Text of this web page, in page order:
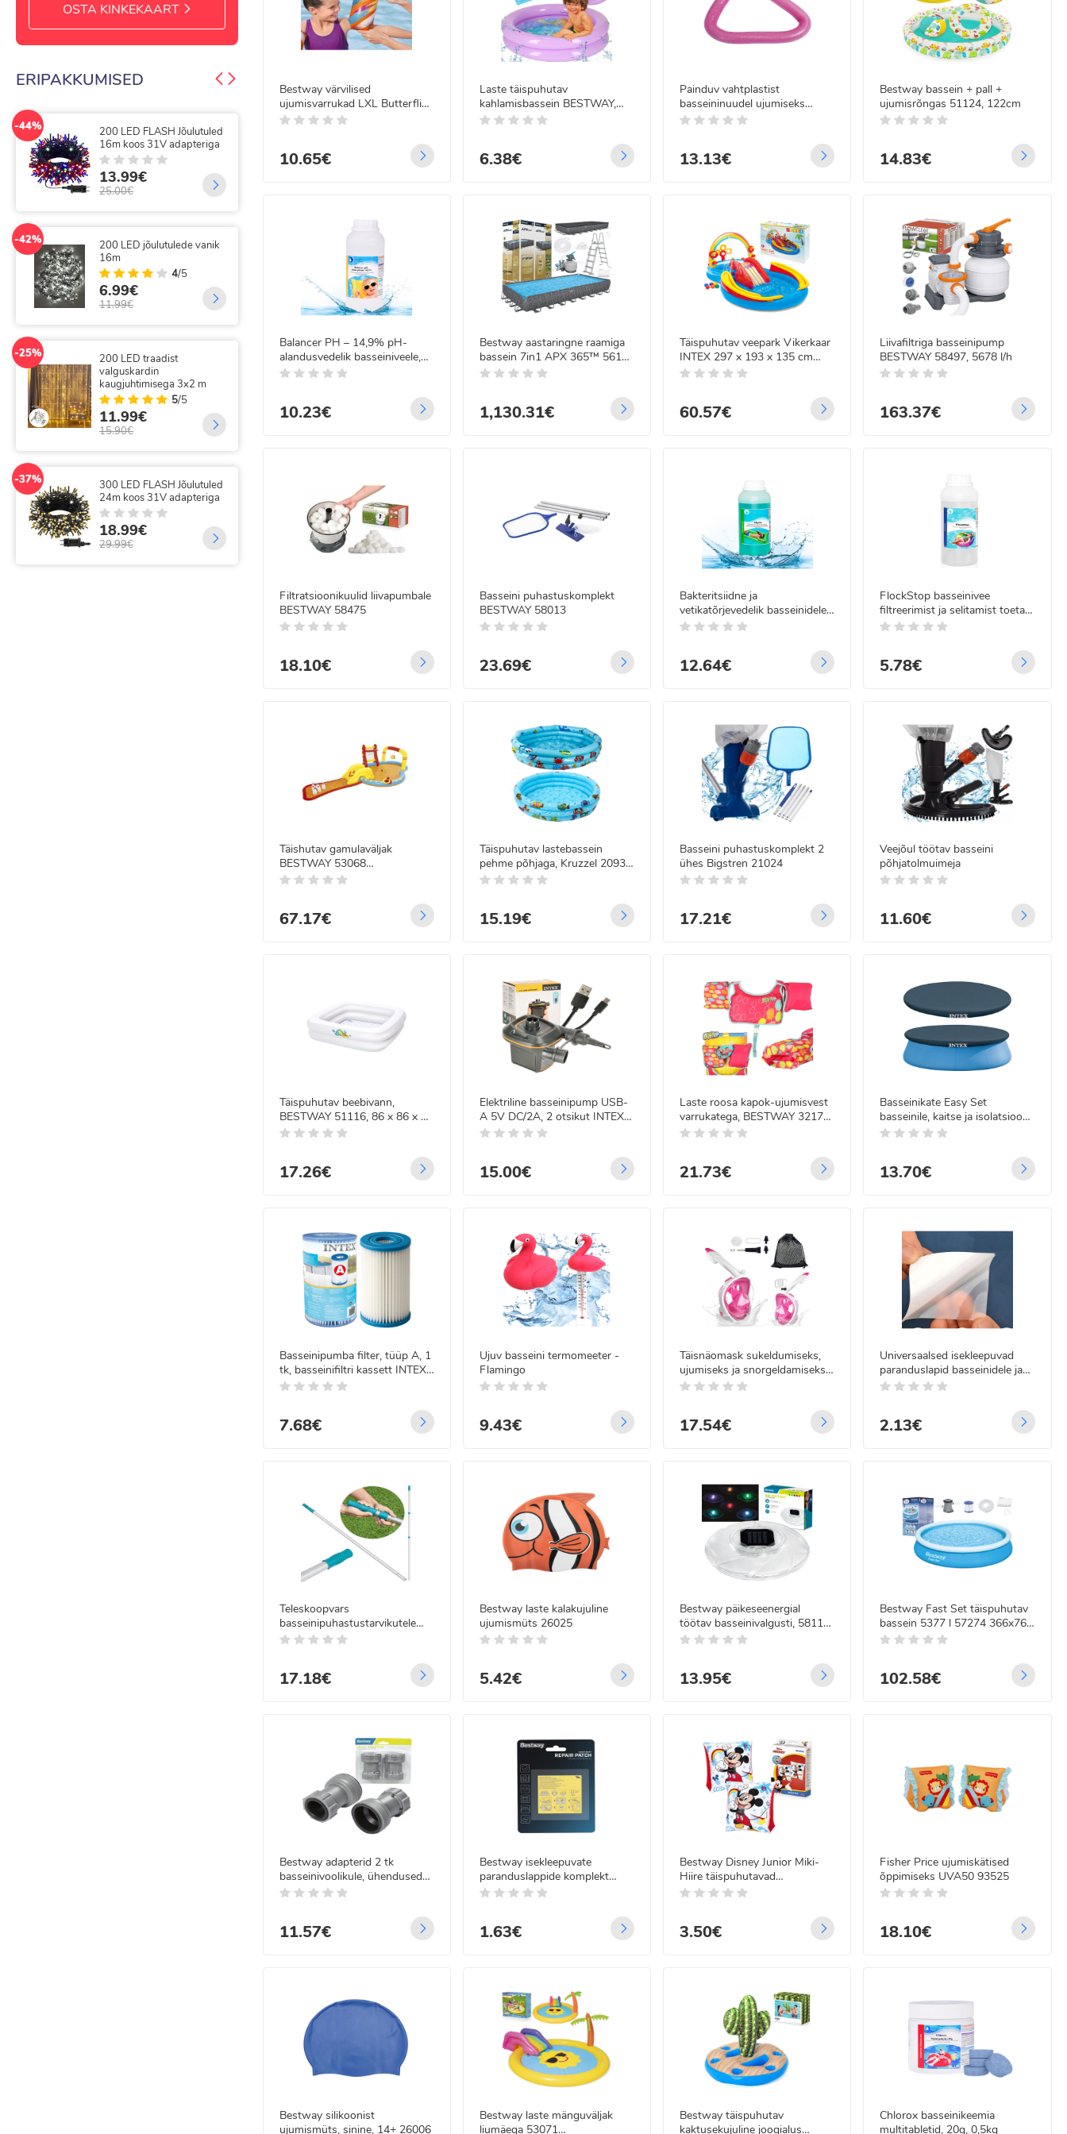
OSTA KINKEKAART
ERIPAKKUMISED
-44%
200 LED FLASH Jõulutuled
16m koos 31V adapteriga
13.99€
25.00€
-42%
200 LED jõulutulede vanik
16m
4/5
6.99€
11.99€
-25%
200 LED traadist
valguskardin
kaugjuhtimisega 3x2 m
5/5
11.99€
15.90€
-37%
300 LED FLASH Jõulutuled
24m koos 31V adapteriga
18.99€
29.99€
5 /5
valguskardin
kaugjuhtimisega 3x3 m
14.99€
19.99€
300 LED Jääpurikad paksu
320 LED traadist
valguskardin
kaugjuhtimisega 5x2 m
18.99€
21.99€
Bestway värvilised
ujumisvarrukad LXL Butterflies
32274
10.65€
Laste täispuhutav
kahlamisbassein BESTWAY,
lilla, 61 cm, 51061
6.38€
Painduv vahtplastist
basseininuudel ujumiseks
Bestway 122cm 32108
13.13€
Bestway bassein + pall +
ujumisrõngas 51124, 122cm
14.83€
Balancer PH – 14,9% pH-
alandusvedelik basseiniveele,
1L, BA0572
10.23€
Bestway aastaringne raamiga
bassein 7in1 APX 365™ 561KJ
956 × 488 × 132 cm
1,130.31€
Täispuhutav veepark Vikerkaar
INTEX 297 x 193 x 135 cm
57453NP
60.57€
Liivafiltriga basseinipump
BESTWAY 58497, 5678 l/h
163.37€
Filtratsioonikuulid liivapumbale
BESTWAY 58475
18.10€
Basseini puhastuskomplekt
BESTWAY 58013
23.69€
Bakteritsiidne ja
vetikatõrjevedelik basseinidele
Algofix BA0570 1L
12.64€
FlockStop basseinivee
filtreerimist ja selitamist toetav
vedelik 1L BA0579
5.78€
Täishutav gamulaväljak
BESTWAY 53068
435x213x117cm
67.17€
Täispuhutav lastebassein
pehme põhjaga, Kruzzel 20932,
80 x 30 cm
15.19€
Basseini puhastuskomplekt 2
ühes Bigstren 21024
17.21€
Veejõul töötav basseini
põhjatolmuimeja
11.60€
Täispuhutav beebivann,
BESTWAY 51116, 86 x 86 x 25
cm
17.26€
Elektriline basseinipump USB-
A 5V DC/2A, 2 otsikut INTEX
66635
15.00€
Laste roosa kapok-ujumisvest
varrukatega, BESTWAY 32174,
3–6 aastat, 19–30 kg
21.73€
Basseinikate Easy Set
basseinile, kaitse ja isolatsioon,
INTEX 28020, 244 cm
13.70€
Basseinipumba filter, tüüp A, 1
tk, basseinifiltri kassett INTEX
29000
7.68€
Ujuv basseini termomeeter -
Flamingo
9.43€
Täisnäomask sukeldumiseks,
ujumiseks ja snorgeldamiseks
täiskasvanutele L/XL
17.54€
Universaalsed isekleepuvad
paranduslapid basseinidele ja
madratsitele, 6 tk
2.13€
Teleskoopvars
basseinipuhastustarvikutele
Bestway 58279 360 cm
17.18€
Bestway laste kalakujuline
ujumismüts 26025
5.42€
Bestway päikeseenergial
töötav basseinivalgusti, 58111,
läbimõõt 18 cm
13.95€
Bestway Fast Set täispuhutav
bassein 5377 l 57274 366x76
cm
102.58€
Bestway adapterid 2 tk
basseinivoolikule, ühendused
38mm, 58236
11.57€
Bestway isekleepuvate
paranduslappide komplekt
62068
1.63€
Bestway Disney Junior Miki-
Hiire täispuhutavad
ujumiskäised 91002
3.50€
Fisher Price ujumiskätised
õppimiseks UVA50 93525
18.10€
Bestway silikoonist
ujumismüts, sinine, 14+ 26006
Bestway laste mänguväljak
liumäega 53071
Bestway täispuhutav
kaktusekujuline joogialus
Chlorox basseinikeemia
multitabletid, 20g, 0,5kg